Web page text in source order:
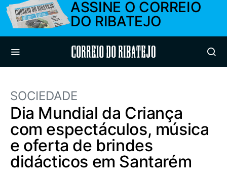
ASSINE O CORREIO
DO RIBATEJO
Correio do Ribatejo
SOCIEDADE
Dia Mundial da Criança
com espectáculos, música
e oferta de brindes
didácticos em Santarém